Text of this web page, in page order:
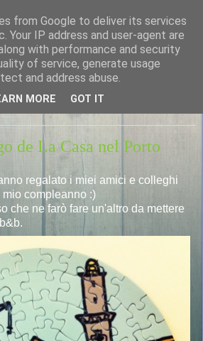
PORTO
de La Casa nel Porto
regalato i miei amici e colleghi
compleanno :)
che ne farò fare un'altro da mettere
from Google to deliver its services
Your IP address and user-agent are
with performance and security
of service, generate usage
and address abuse.
MORE GOT IT